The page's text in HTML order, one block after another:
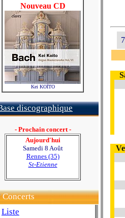
Nouveau CD
Kei KOÏTO
discographique
- Prochain concert -
Aujourd'hui
Samedi 8 Août
Rennes (35)
St-Etienne
Concerts
Liste